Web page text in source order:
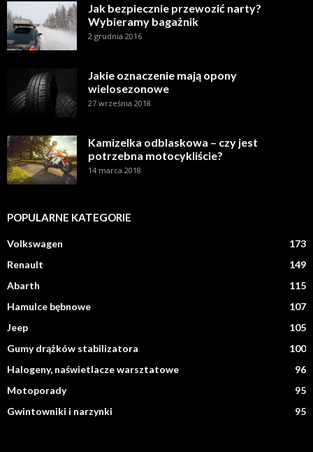
Jak bezpiecznie przewozić narty?
Wybieramy bagażnik
2 grudnia 2016
Jakie oznaczenie mają opony
wielosezonowe
27 września 2018
Kamizelka odblaskowa – czy jest
potrzebna motocykliście?
14 marca 2018
POPULARNE KATEGORIE
Volkswagen
173
Renault
149
Abarth
115
Hamulce bębnowe
107
Jeep
105
Gumy drążków stabilizatora
100
Halogeny, naświetlacze warsztatowe
96
Motoporady
95
Gwintowniki i narzynki
95